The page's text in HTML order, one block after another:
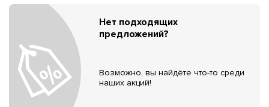
Нет подходящих
предложений?
Возможно, вы найдёте что-то среди
наших акций!